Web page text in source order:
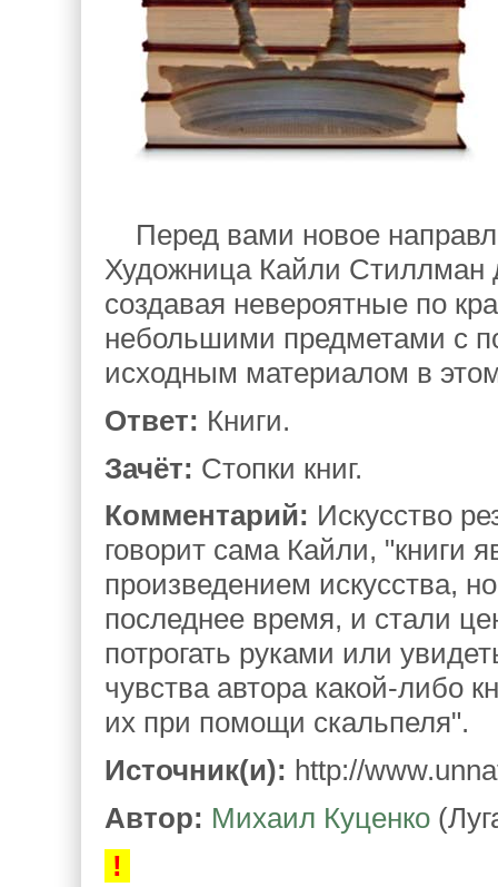
Перед вами новое
Художница Кайли
создавая невероятные по
небольшими предметами с
исходным материалом в
Ответ: Книги.
Зачёт: Стопки книг.
Комментарий: Искусство
говорит сама Кайли, "книги
произведением искусства,
последнее время, и стали
потрогать руками или
чувства автора какой-либо
их при помощи скальпеля".
Источник(и): http://
Автор: Михаил Куценко
!